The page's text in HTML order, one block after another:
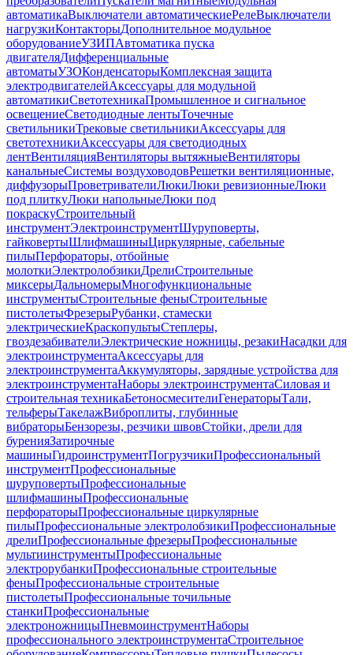
автоматикаВыключатели автоматическиеРелеВыключатели
нагрузкиКонтакторыДополнительное модульное
оборудованиеУЗИПАвтоматика пуска
двигателяДифференциальные
автоматыУЗОКонденсаторыКомплексная защита
электродвигателейАксессуары для модульной
автоматикиСветотехникаПромышленное и сигнальное
освещениеСветодиодные лентыТочечные
светильникиТрековые светильникиАксессуары для
светотехникиАксессуары для светодиодных
лентВентиляцияВентиляторы вытяжныеВентиляторы
канальныеСистемы воздуховодовРешетки вентиляционные,
диффузорыПроветривателиЛюкиЛюки ревизионныеЛюки
под плиткуЛюки напольныеЛюки под
покраскуСтроительный
инструментЭлектроинструментШуруповерты,
гайковертыШлифмашиныЦиркулярные, сабельные
пилыПерфораторы, отбойные
молоткиЭлектролобзикиДрелиСтроительные
миксерыДальномерыМногофункциональные
инструментыСтроительные феныСтроительные
пистолетыФрезерыРубанки, стамески
электрическиеКраскопультыСтеплеры,
гвоздезабивателиЭлектрические ножницы, резакиНасадки для
электроинструментаАксессуары для
электроинструментаАккумуляторы, зарядные устройства для
электроинструментаНаборы электроинструментаСиловая и
строительная техникаБетоносмесителиГенераторыТали,
тельферыТакелажВиброплиты, глубинные
вибраторыБензорезы, резчики швовСтойки, дрели для
буренияЗатирочные
машиныГидроинструментПогрузчикиПрофессиональный
инструментПрофессиональные
шуруповертыПрофессиональные
шлифмашиныПрофессиональные
перфораторыПрофессиональные циркулярные
пилыПрофессиональные электролобзикиПрофессиональные
дрелиПрофессиональные фрезерыПрофессиональные
мультиинструментыПрофессиональные
электрорубанкиПрофессиональные строительные
феныПрофессиональные строительные
пистолетыПрофессиональные точильные
станкиПрофессиональные
электроножницыПневмоинструментНаборы
профессионального электроинструментаСтроительное